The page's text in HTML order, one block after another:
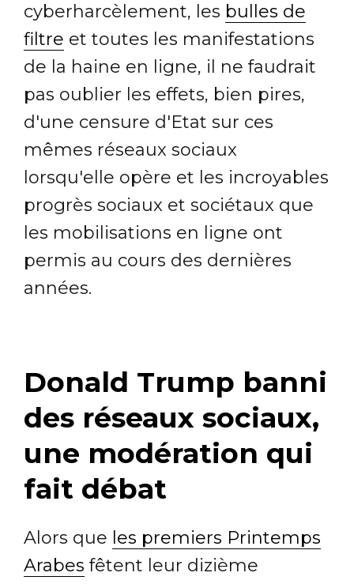
cyberharcèlement, les bulles de
filtre et toutes les manifestations
de la haine en ligne, il ne faudrait
pas oublier les effets, bien pires,
d'une censure d'Etat sur ces
mêmes réseaux sociaux
lorsqu'elle opère et les incroyables
progrès sociaux et sociétaux que
les mobilisations en ligne ont
permis au cours des dernières
années.
Donald Trump banni
des réseaux sociaux,
une modération qui
fait débat
Alors que les premiers Printemps
Arabes fêtent leur dizième